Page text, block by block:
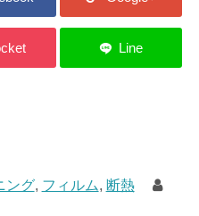
ング, フィルム, 断熱